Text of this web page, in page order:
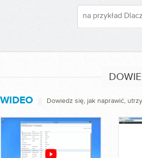
WIDEO Dowiedz się, jak naprawić,